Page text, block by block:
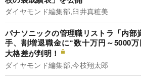
ダイヤモンド編集部,臼井真粧美
パナソニックの管理職リストラ「内部
手、割増退職金に“数十万円～5000
大格差が判明！
ダイヤモンド編集部,今枝翔太郎